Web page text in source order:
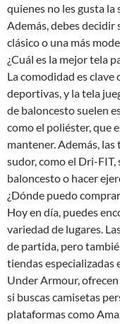
quienes no les gusta la
Además, debes decidir
clásico o una más
¿Cuál es la mejor tela
La comodidad es clave
deportivas, y la tela
de baloncesto suelen
como el poliéster, que
mantener. Además,
sudor, como el Dri-
baloncesto o hacer
¿Dónde puedo
Hoy en día, puedes
variedad de lugares.
de partida, pero
tiendas especializadas
Under Armour,
si buscas camisetas
plataformas como